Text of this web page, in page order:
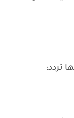
تردد: